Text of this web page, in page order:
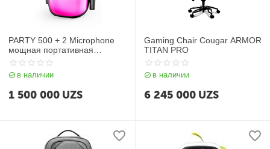
PARTY 500 + 2 Microphone
мощная портативная
Bluetooth колонка
в наличии
1 500 000 UZS
Gaming Chair Cougar ARMOR
TITAN PRO
в наличии
6 245 000 UZS